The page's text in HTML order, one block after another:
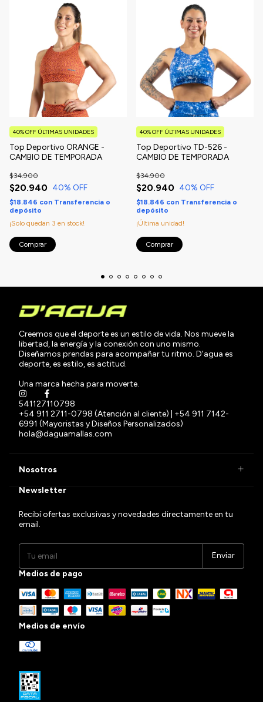
Top Deportivo ORANGE -
CAMBIO DE TEMPORADA
$20.940
$34.900
40% OFF
40% OFF ÚLTIMAS UNIDADES
$18.846 con Transferencia o
depósito
¡Solo quedan 3 en stock!
Comprar
Top Deportivo TD-526 -
CAMBIO DE TEMPORADA
$20.940
$34.900
40% OFF
40% OFF ÚLTIMAS UNIDADES
$18.846 con Transferencia o
depósito
¡Última unidad!
Comprar
Creemos que el deporte es un estilo de vida. Nos mueve la
libertad, la energía y la conexión con uno mismo.
Diseñamos prendas para acompañar tu ritmo. D'agua es
deporte, es estilo, es actitud.
Una marca hecha para moverte.
541127110798
+54 911 2711-0798 (Atención al cliente) | +54 911 7142-
6991 (Mayoristas y Diseños Personalizados)
hola@daguamallas.com
Nosotros
Newsletter
Recibí ofertas exclusivas y novedades directamente en tu
email.
Medios de pago
Medios de envío